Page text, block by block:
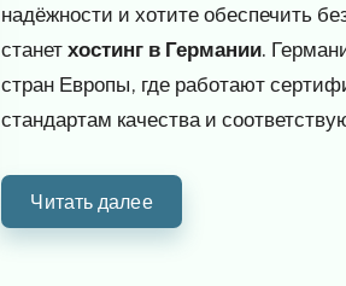
надёжности и хотите обеспечить
станетхостинг в Германии.
стран Европы, где работают
стандартам качества и
Читать далее